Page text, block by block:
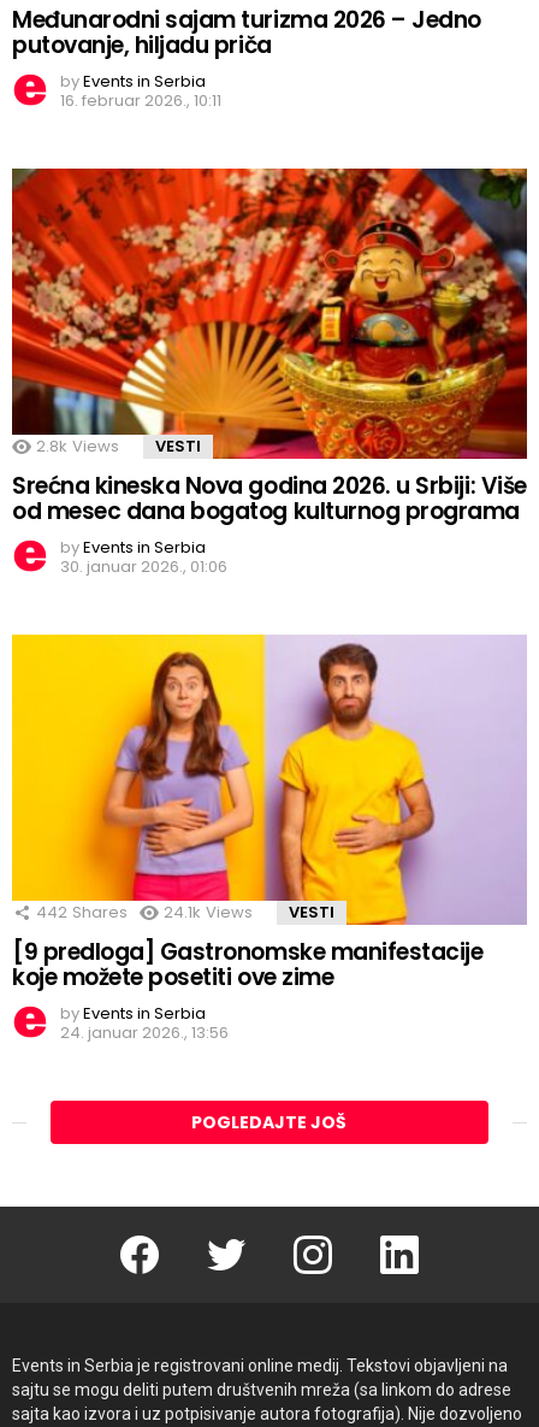
Međunarodni sajam turizma 2026 – Jedno
putovanje, hiljadu priča
byEvents in Serbia
16. februar 2026., 10:11
2.8k Views VESTI
Srećna kineska Nova godina 2026. u Srbiji: Više
od mesec dana bogatog kulturnog programa
byEvents in Serbia
30. januar 2026., 01:06
442 Shares 24.1k Views VESTI
[9 predloga] Gastronomske manifestacije
koje možete posetiti ove zime
byEvents in Serbia
24. januar 2026., 13:56
POGLEDAJTE JOŠ
Facebook Twitter instagram linkedin
Events in Serbia je registrovani online medij. Tekstovi objavljeni na
sajtu se mogu deliti putem društvenih mreža (sa linkom do adrese
sajta kao izvora i uz potpisivanje autora fotografija). Nije dozvoljeno